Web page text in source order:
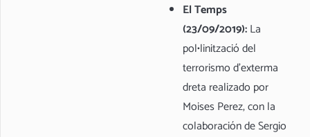
El Temps
(23/09/2019):La
pol•linització del
terrorismo d’exterma
dreta realizado por
Moises Perez, con la
colaboración de Sergio